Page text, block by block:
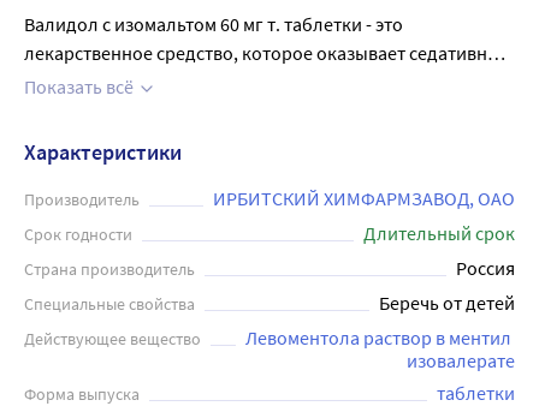
Валидол с изомальтом 60 мг т. таблетки - это
лекарственное средство, которое оказывает седативное
действие, обладает умеренным рефлекторным
раздражением чувствительных нервных окончаний. При
сублингвальном приеме терапевтический эффект, в
среднем, наступает через 5 минут, при этом до 70 %
препарата высвобождается в течение 3 минут.
неврозах, а также как противорвотное средство при
морской и воздушной болезни. Препарат назначают
взрослым по 1 таблетке под язык до ее полного
рассасывания. Принимают по 1 таблетке 2-3 раза в сутки.
Кратность и продолжительность приема определяется в
Показать всё
Характеристики
Производитель ИРБИТСКИЙ ХИМФАРМЗАВОД, ОАО
Срок годности Длительный срок
Страна производитель Россия
Специальные свойства Беречь от детей
Действующее вещество
Левоментола раствор в ментил
изовалерате
Форма выпуска таблетки